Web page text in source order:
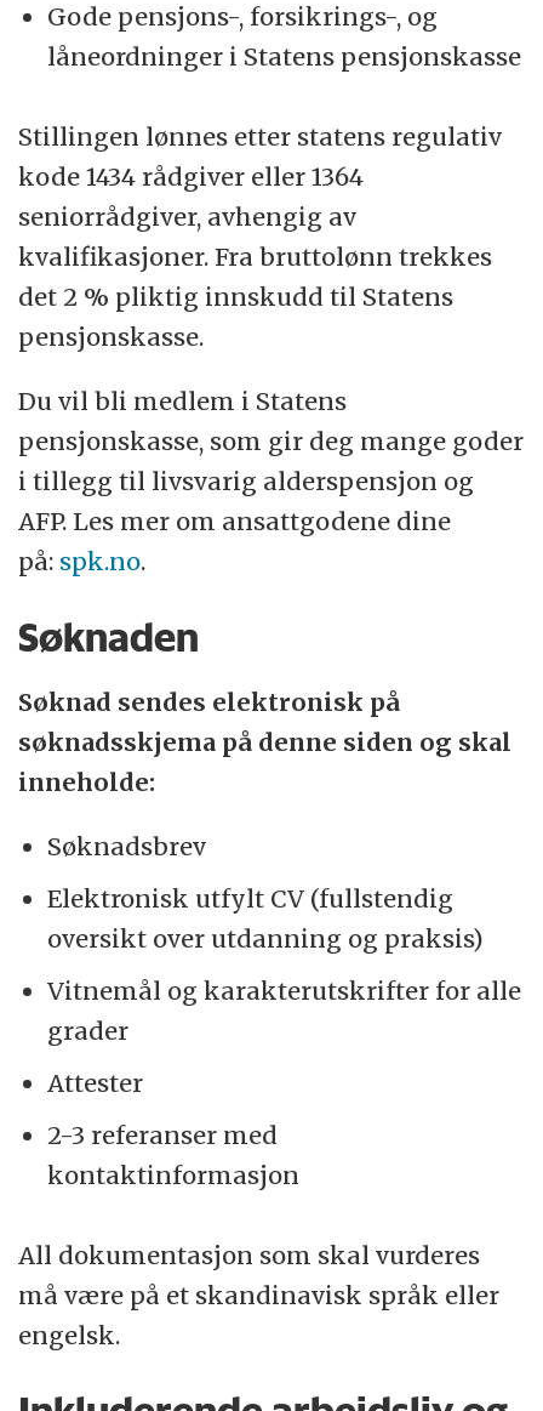
Gode pensjons-, forsikrings-, og
låneordninger i Statens pensjonskasse
Stillingen lønnes etter statens regulativ
kode 1434 rådgiver eller 1364
seniorrådgiver, avhengig av
kvalifikasjoner. Fra bruttolønn trekkes
det 2 % pliktig innskudd til Statens
pensjonskasse.
Du vil bli medlem i Statens
pensjonskasse, som gir deg mange goder
i tillegg til livsvarig alderspensjon og
AFP. Les mer om ansattgodene dine
på: spk.no.
Søknaden
Søknad sendes elektronisk på
søknadsskjema på denne siden og skal
inneholde:
Søknadsbrev
Elektronisk utfylt CV (fullstendig
oversikt over utdanning og praksis)
Vitnemål og karakterutskrifter for alle
grader
Attester
2-3 referanser med
kontaktinformasjon
All dokumentasjon som skal vurderes
må være på et skandinavisk språk eller
engelsk.